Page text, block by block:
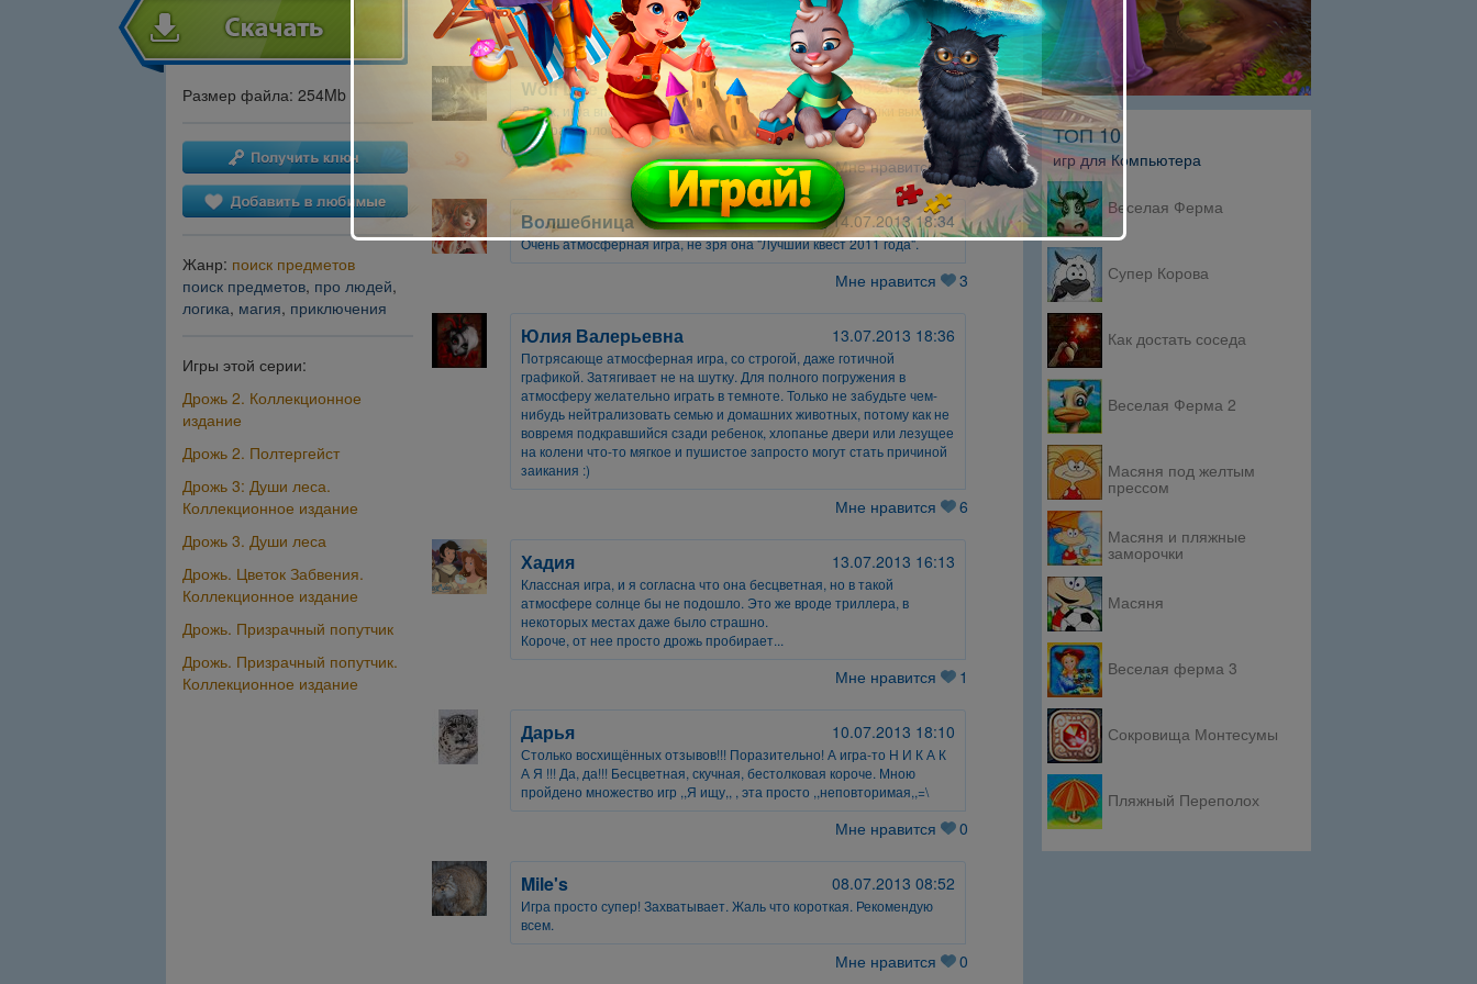
Размер файла: 254Mb
Жанр: поиск предметов
поиск предметов, про людей,
логика, магия, приключения
Игры этой серии:
Дрожь 2. Коллекционное
издание
Дрожь 2. Полтергейст
Дрожь 3: Души леса.
Коллекционное издание
Дрожь 3. Души леса
Дрожь. Цветок Забвения.
Коллекционное издание
Дрожь. Призрачный попутчик
Дрожь. Призрачный попутчик.
Коллекционное издание
Мне нравится 0
Wolf Like_RG 21.08.2013 11:52
Да уж, игра впечатляет! В конце, когда из плюшевого мишки выходил
призрак было страшно.
Мне нравится
Волшебница 14.07.2013 18:34
Очень атмосферная игра, не зря она "Лучший квест 2011 года".
Мне нравится 3
Юлия Валерьевна 13.07.2013 18:36
Потрясающе атмосферная игра, со строгой, даже готичной
графикой. Затягивает не на шутку. Для полного погружения в
атмосферу желательно играть в темноте. Только не забудьте чем-
нибудь нейтрализовать семью и домашних животных, потому как не
вовремя подкравшийся сзади ребенок, хлопанье двери или лезущее
на колени что-то мягкое и пушистое запросто могут стать причиной
заикания :)
Мне нравится 6
Хадия 13.07.2013 16:13
Классная игра, и я согласна что она бесцветная, но в такой
атмосфере солнце бы не подошло. Это же вроде триллера, в
некоторых местах даже было страшно.
Короче, от нее просто дрожь пробирает...
Мне нравится 1
Дарья 10.07.2013 18:10
Столько восхищённых отзывов!!! Поразительно! А игра-то Н И К А К
А Я !!! Да, да!!! Бесцветная, скучная, бестолковая короче. Мною
пройдено множество игр ,,Я ищу,, , эта просто ,,неповторимая,,=\
Мне нравится 0
Mile's 08.07.2013 08:52
Игра просто супер! Захватывает. Жаль что короткая. Рекомендую
всем.
Мне нравится 0
ТОП 10
игр для Компьютера
Веселая Ферма
Супер Корова
Как достать соседа
Веселая Ферма 2
Масяня под желтым
прессом
Масяня и пляжные
заморочки
Масяня
Веселая ферма 3
Сокровища Монтесумы
Пляжный Переполох